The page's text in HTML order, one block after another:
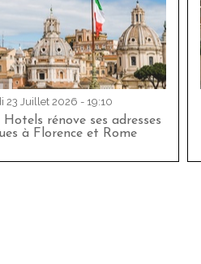
23 Juillet 2026 - 19:10
rénove ses adresses
à Florence et Rome